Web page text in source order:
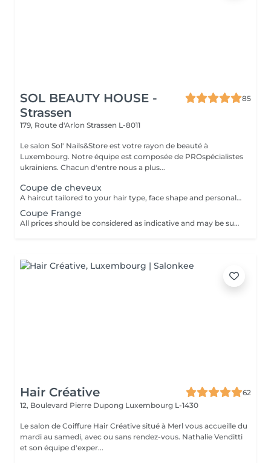
SOL BEAUTY HOUSE -
Strassen
85
179, Route d'Arlon Strassen L-8011
Le salon Sol' Nails&Store est votre rayon de beauté à
Luxembourg. Notre équipe est composée de PROspécialistes
ukrainiens. Chacun d'entre nous a plus...
Coupe de cheveux
A haircut tailored to your hair type, face shape and personal style. The service includes consultation, cutting and final styling for a clean and flattering result. Result: refreshed hair shape, improved structure and an easy-to-maintain look. Recommended frequency: every 6 to 8 weeks, depending on the haircut and hair growth.
Coupe Frange
All prices should be considered as indicative and may be subject to change based on the type, duration and complexity of the service that is provided to you on site.
Hair Créative
62
12, Boulevard Pierre Dupong Luxembourg L-1430
Le salon de Coiffure Hair Créative situé à Merl vous accueille du
mardi au samedi, avec ou sans rendez-vous. Nathalie Venditti
et son équipe d'exper...